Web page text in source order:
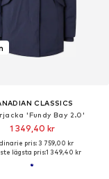
CLASSICS
'Fundy Bay 2.0'
1 349,40 kr
pris: 3 759,00 kr
lägsta pris:1 349,40 kr